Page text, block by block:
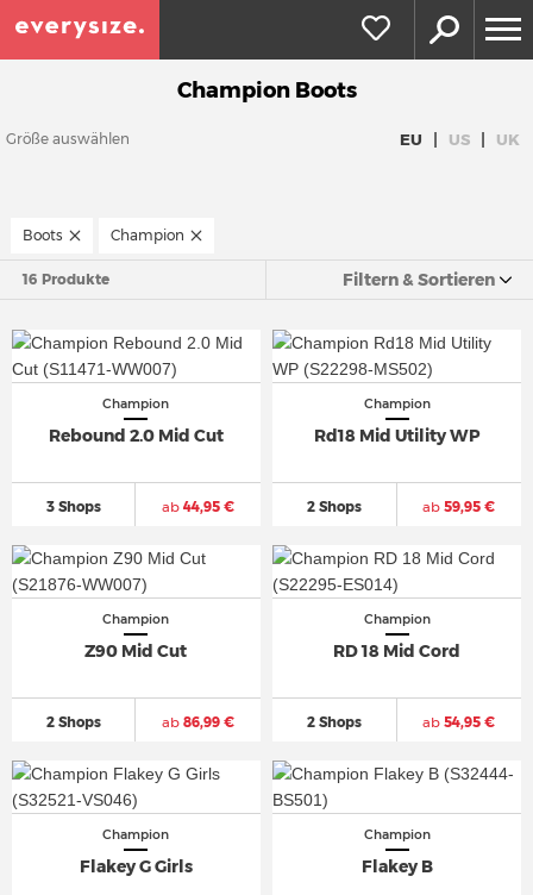
Champion Boots
Größe auswählen EU | US | UK
Boots Champion
16 Produkte Filtern & Sortieren
Champion
Rebound 2.0 Mid Cut
3 Shops ab44,95 €
Champion
Rd18 Mid Utility WP
2 Shops ab 59,95 €
Champion
Z90 Mid Cut
2 Shops ab86,99 €
Champion
RD 18 Mid Cord
2 Shops ab 54,95 €
Champion
Flakey G Girls
Champion
Flakey B